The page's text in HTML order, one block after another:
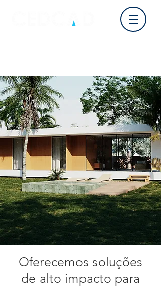
Oferecemos soluções
de alto impacto para